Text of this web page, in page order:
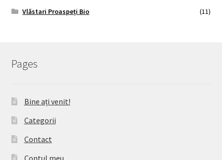
Vlăstari Proaspeți Bio
(11)
Pages
Bine ați venit!
Categorii
Contact
Contul meu